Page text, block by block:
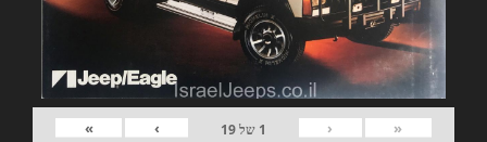
«
‹
1 של19
›
»